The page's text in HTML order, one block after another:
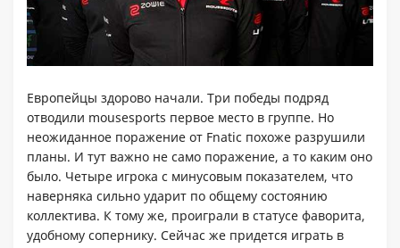
Европейцы здорово начали. Три победы подряд
отводили mousesports первое место в группе. Но
неожиданное поражение от Fnatic похоже разрушили
планы. И тут важно не само поражение, а то каким оно
было. Четыре игрока с минусовым показателем, что
наверняка сильно ударит по общему состоянию
коллектива. К тому же, проиграли в статусе фаворита,
удобному сопернику. Сейчас же придется играть в